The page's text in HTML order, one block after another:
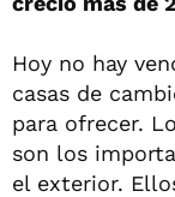
Hoy no hay
casas de
para ofrecer.
son los
el exterior.